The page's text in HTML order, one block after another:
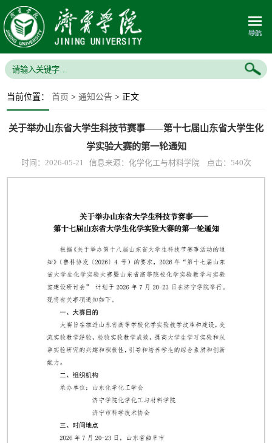
当前位置： 首页 >通知公告 > 正文
关于举办山东省大学生科技节赛事——第十七届山东省大学生化
学实验大赛的第一轮通知
时间：2026-05-21 信息来源：化学化工与材料学院 点击： 540次